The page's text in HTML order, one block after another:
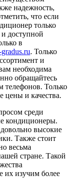
надежность,
что если
только
доступной
в
. Только
и
необходима
обращайтесь
телефонов. Только
цены и качества.
среди
кондиционеры.
высокие
Также стоит
весьма
стране. Такой
их изучим более